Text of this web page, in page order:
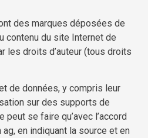
des marques déposées de
contenu du site Internet de
les droits d’auteur (tous droits
de données, y compris leur
sur des supports de
peut se faire qu’avec l’accord
en indiquant la source et en